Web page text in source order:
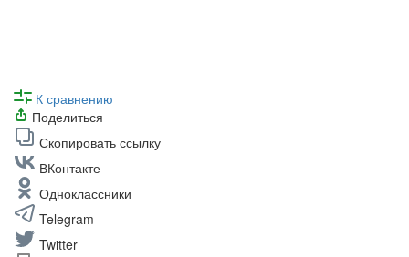
К сравнению
Поделиться
Скопировать ссылку
ВКонтакте
Одноклассники
Telegram
Twitter